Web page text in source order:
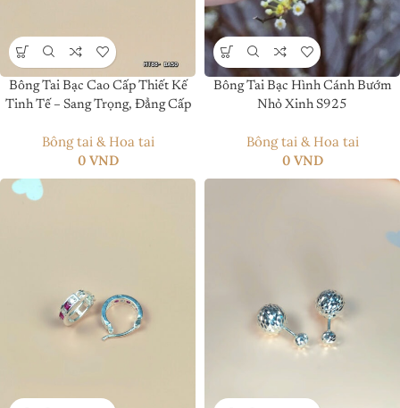
Bông Tai Bạc Cao Cấp Thiết Kế
Tinh Tế – Sang Trọng, Đẳng Cấp
Bông tai & Hoa tai
0 VND
Bông Tai Bạc Hình Cánh Bướm
Nhỏ Xinh S925
Bông tai & Hoa tai
0 VND